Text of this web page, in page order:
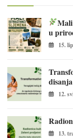
u
15.
12.
13.